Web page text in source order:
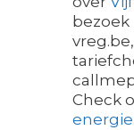
bezoek
Check
energie